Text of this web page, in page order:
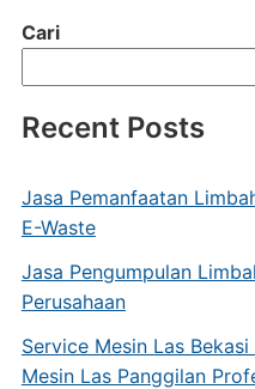
Cari
Recent Posts
Jasa Pemanfaatan
E-Waste
Jasa Pengumpulan
Perusahaan
Service Mesin Las
Mesin Las Panggilan